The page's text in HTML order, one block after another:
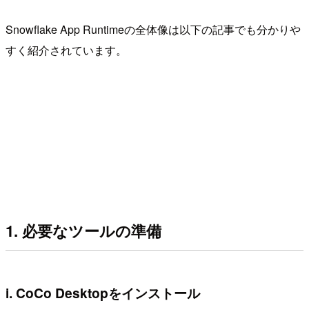
Snowflake App Runtimeの全体像は以下の記事でも分かりや
すく紹介されています。
1. 必要なツールの準備
i. CoCo Desktopをインストール